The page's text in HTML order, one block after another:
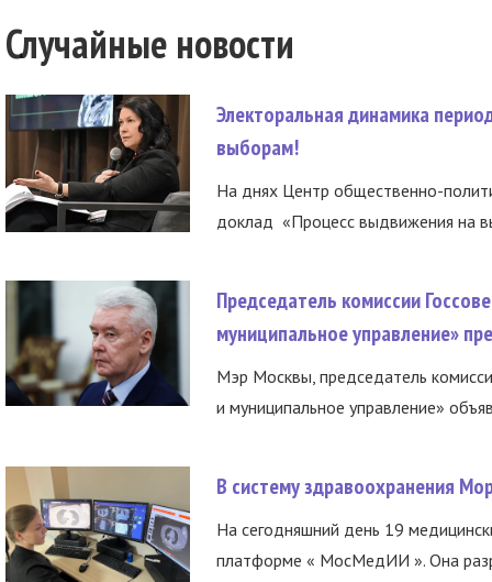
Случайные новости
Электоральная динамика
выборам!
На днях Центр общественно-
доклад «Процесс выдвижения на
Председатель комиссии
муниципальное управление»
Мэр Москвы, председатель
и муниципальное управление»
В систему здравоохранения
На сегодняшний день 19
платформе « МосМедИИ ». Она